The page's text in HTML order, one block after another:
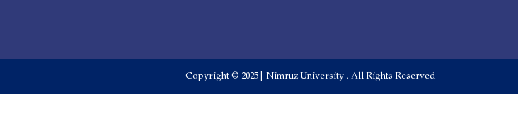
Copyright © 2025 | Nimruz University . All Rights Reserved